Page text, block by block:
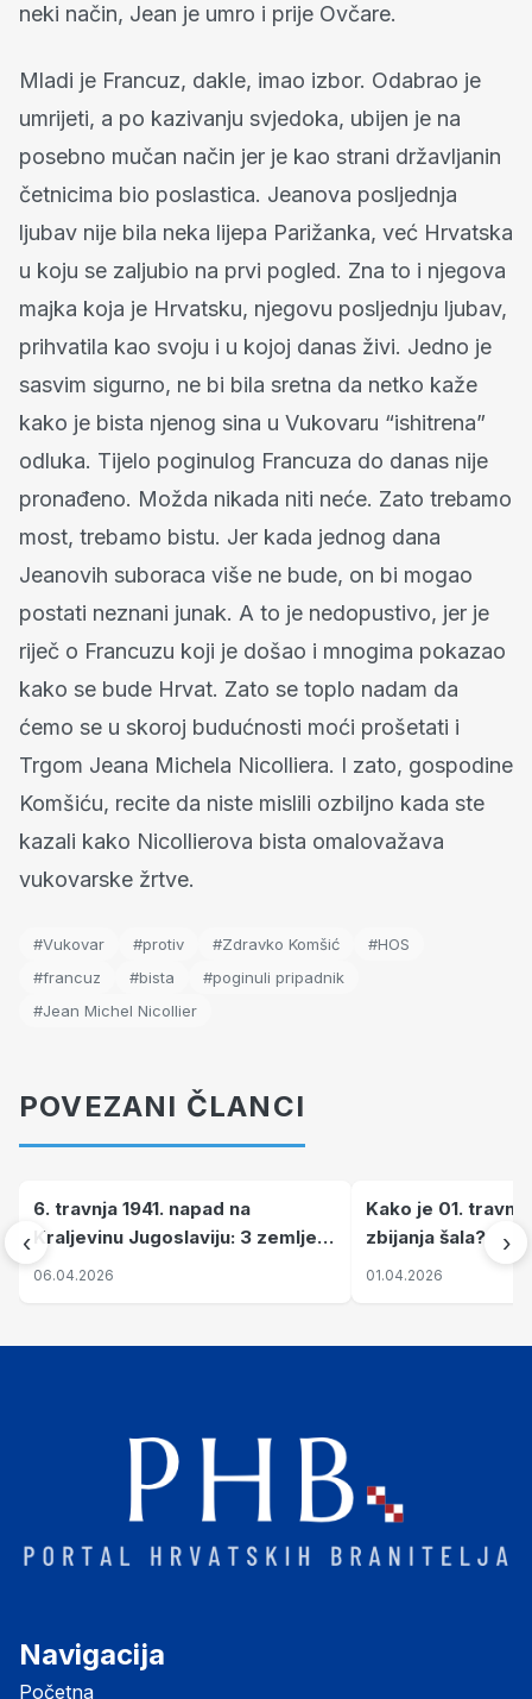
neki način, Jean je umro i prije Ovčare.
Mladi je Francuz, dakle, imao izbor. Odabrao je
umrijeti, a po kazivanju svjedoka, ubijen je na
posebno mučan način jer je kao strani državljanin
četnicima bio poslastica. Jeanova posljednja
ljubav nije bila neka lijepa Parižanka, već Hrvatska
u koju se zaljubio na prvi pogled. Zna to i njegova
majka koja je Hrvatsku, njegovu posljednju ljubav,
prihvatila kao svoju i u kojoj danas živi. Jedno je
sasvim sigurno, ne bi bila sretna da netko kaže
kako je bista njenog sina u Vukovaru “ishitrena”
odluka. Tijelo poginulog Francuza do danas nije
pronađeno. Možda nikada niti neće. Zato trebamo
most, trebamo bistu. Jer kada jednog dana
Jeanovih suboraca više ne bude, on bi mogao
postati neznani junak. A to je nedopustivo, jer je
riječ o Francuzu koji je došao i mnogima pokazao
kako se bude Hrvat. Zato se toplo nadam da
ćemo se u skoroj budućnosti moći prošetati i
Trgom Jeana Michela Nicolliera. I zato, gospodine
Komšiću, recite da niste mislili ozbiljno kada ste
kazali kako Nicollierova bista omalovažava
vukovarske žrtve.
#Vukovar #protiv #Zdravko Komšić
#HOS
#francuz
#bista
#poginuli pripadnik
#Jean Michel Nicollier
POVEZANI ČLANCI
‹
6. travnja 1941. napad na
Kraljevinu Jugoslaviju: 3 zemlje
nastale njenim raspadom
06.04.2026
Kako je 01.
zbijanja šala?
01.04.2026
›
Navigacija
Početna